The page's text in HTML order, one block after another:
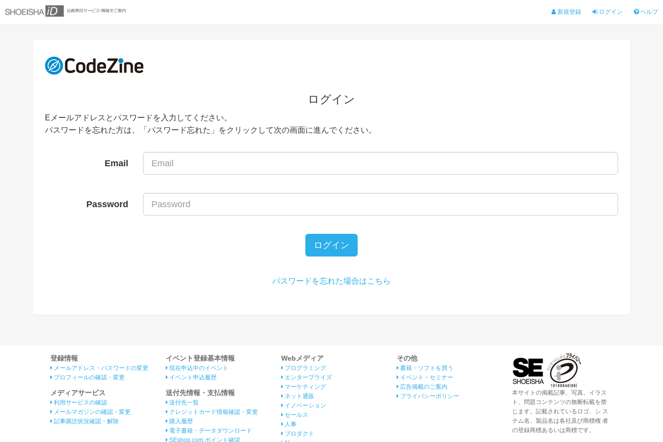
新規登録 ログイン ヘルプ
ログイン
Eメールアドレスとパスワードを入力してください。
パスワードを忘れた方は、「パスワード忘れた」をクリックして次の画面に進んでください。
Email
Password
ログイン
パスワードを忘れた場合はこちら
登録情報
メールアドレス・パスワードの変更
プロフィールの確認・変更
メディアサービス
利用サービスの確認
メールマガジンの確認・変更
記事購読状況確認・解除
イベント登録基本情報
現在申込中のイベント
イベント申込履歴
送付先情報・支払情報
送付先一覧
クレジットカード情報確認・変更
購入履歴
電子書籍・データダウンロード
SEshop.com ポイント確認
Webメディア
プログラミング
エンタープライズ
マーケティング
ネット通販
イノベーション
セールス
人事
プロダクト
その他
書籍・ソフトを買う
イベント・セミナー
広告掲載のご案内
プライバシーポリシー
本サイトの掲載記事、写真、イラス
ト、問題コンテンツの無断転載を禁
じます。記載されているロゴ、シ ス
テム名、製品名は各社及び商標権 者
の登録商標あるいは商標です。